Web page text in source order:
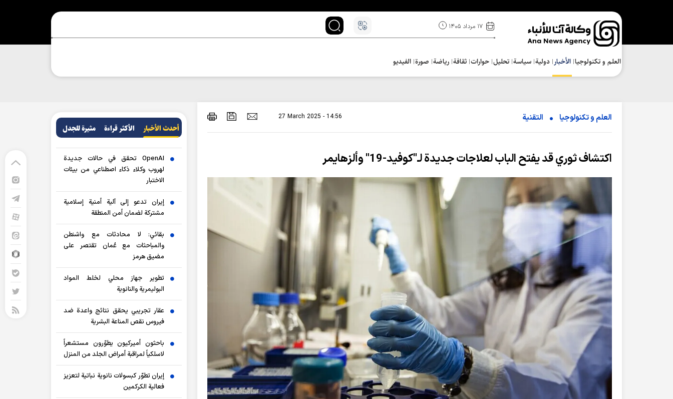
۱۷ مرداد ۱۴۰۵
العلم و تکنولوجیا الأخبار دولية سياسة تحلیل حوارات ثقافة رياضة صورة الفيديو
العلم و تکنولوجیا التقنیة 27 March 2025 - 14:56
اكتشاف ثوري قد يفتح الباب لعلاجات جديدة لـ"كوفيد-19" وألزهايمر
أحدث الأخبار الأکثر قراءة مثيرة للجدل
OpenAI تحقق في حالات جديدة
لهروب وكلاء ذكاء اصطناعي من بيئات
الاختبار
إيران تدعو إلى آلية أمنية إسلامية
مشتركة لضمان أمن المنطقة
بقائي: لا محادثات مع واشنطن
والمباحثات مع عُمان تقتصر على
مضيق هرمز
تطوير جهاز محلي لخلط المواد
البوليمرية والنانوية
عقار تجريبي يحقق نتائج واعدة ضد
فيروس نقص المناعة البشرية
باحثون أميركيون يطوّرون مستشعراً
لاسلكياً لمراقبة أمراض الجلد من المنزل
إيران تطوّر كبسولات نانوية نباتية لتعزيز
فعالية الكركمين